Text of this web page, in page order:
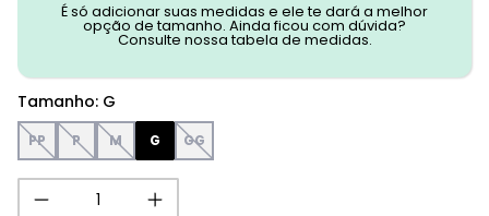
É só adicionar suas medidas e ele te dará a melhor
opção de tamanho. Ainda ficou com dúvida?
Consulte nossa tabela de medidas.
Tamanho: G
PP P M G GG